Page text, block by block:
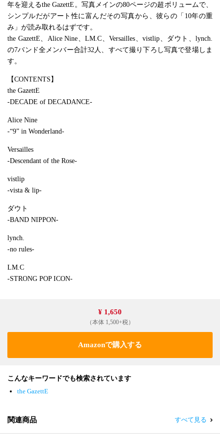
年を迎えるthe GazettE。写真メインの80ページの超ボリュームで、
シンプルだがアート性に富んだその写真から、彼らの「10年の重
み」が読み取れるはずです。
the GazettE、Alice Nine、LM.C、Versailles、vistlip、ダウト、lynch.
の7バンド全メンバー合計32人、すべて撮り下ろし写真で登場しま
す。
【CONTENTS】
the GazettE
-DECADE of DECADANCE-
Alice Nine
-“9” in Wonderland-
Versailles
-Descendant of the Rose-
vistlip
-vista & lip-
ダウト
-BAND NIPPON-
lynch.
-no rules-
LM.C
-STRONG POP ICON-
¥ 1,650
（本体 1,500+税）
Amazonで購入する
こんなキーワードでも検索されています
the GazettE
関連商品 すべて見る